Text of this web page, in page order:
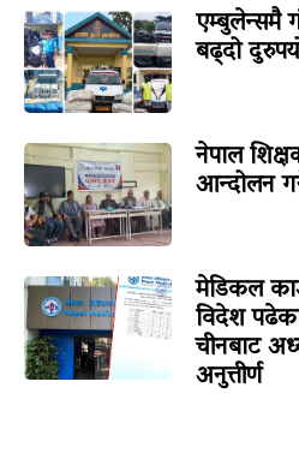
एम्बुलेन्समै
बढ्दो
नेपाल
आन्दोलन
मेडिकल
विदेश
चीनबाट
अनुत्तीर्ण